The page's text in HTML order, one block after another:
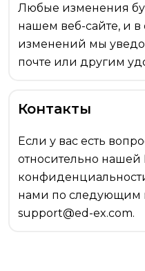
Любые изменения
нашем веб-сайте, и в
изменений мы
почте или другим
Контакты
Если у вас есть
относительно
нами по следующим
support@ed-ex.com.